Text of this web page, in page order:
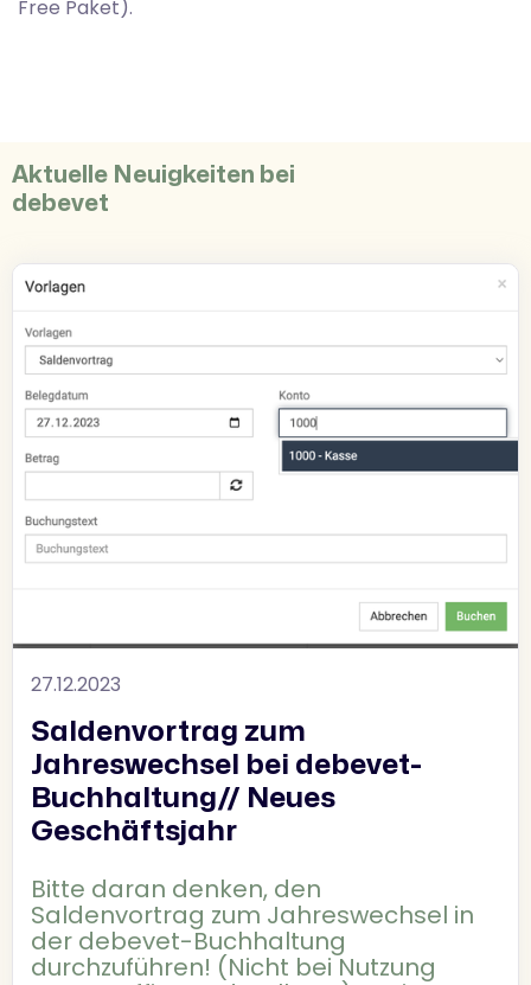
Free Paket).
Aktuelle Neuigkeiten bei
debevet
27.12.2023
Saldenvortrag zum
Jahreswechsel bei debevet-
Buchhaltung// Neues
Geschäftsjahr
Bitte daran denken, den
Saldenvortrag zum Jahreswechsel in
der debevet-Buchhaltung
durchzuführen! (Nicht bei Nutzung